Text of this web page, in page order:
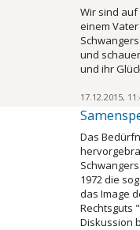
Wir sind auf
einem
und
und ihr
17.12.2015,
Das
1972 die
das Image
Rechtsguts
Diskussion